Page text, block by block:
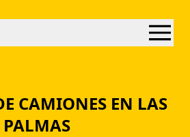
CAMIONES EN LAS
PALMAS